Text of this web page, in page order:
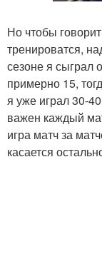
Но чтобы
тренироватся,
сезоне я сыграл
примерно 15,
я уже играл 30-
важен каждый
игра матч за
касается